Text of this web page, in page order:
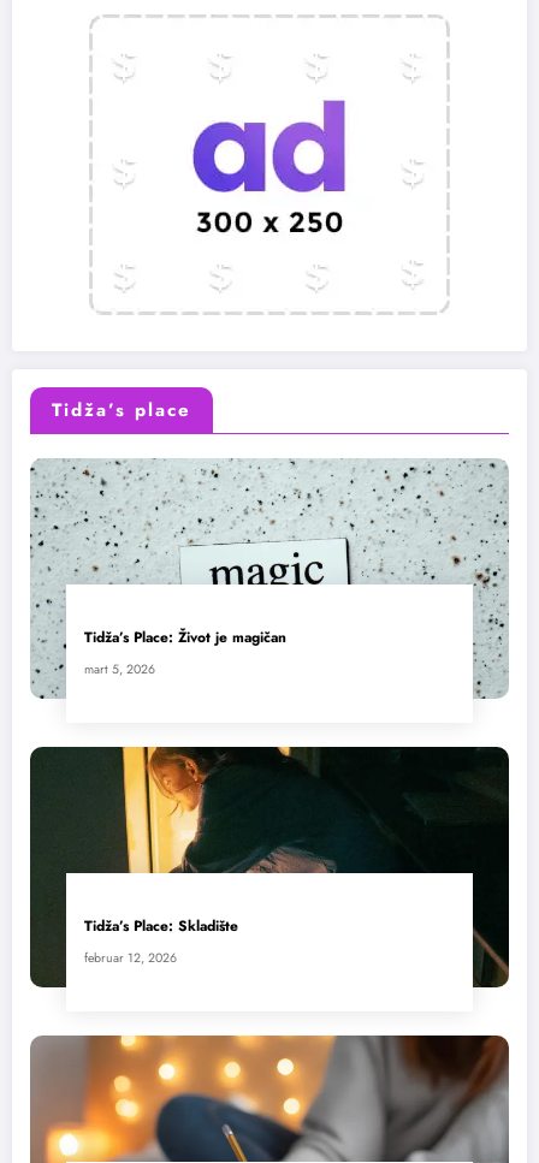
Tidža’s place
Tidža’s Place: Život je magičan
mart 5, 2026
Tidža’s Place: Skladište
februar 12, 2026